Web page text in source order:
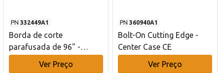
PN 332449A1
Borda de corte
parafusada de 96" -
Reversível - Chanfro duplo
- 10 furos Case CE
Ver Preço
PN 360940A1
Bolt-On Cutting Edge -
Center Case CE
Ver Preço